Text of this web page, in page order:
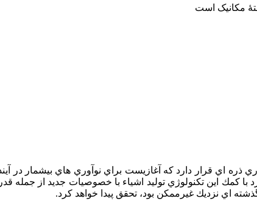
ذره اي قرار دارد كه آغازيست براي نوآوري هاي بيشمار در
با كمك اين تكنولوژي توليد اشياء با خصوصيات جديد از
اي نزديك غيرممكن بود، تحقق پيدا خواهد كرد.